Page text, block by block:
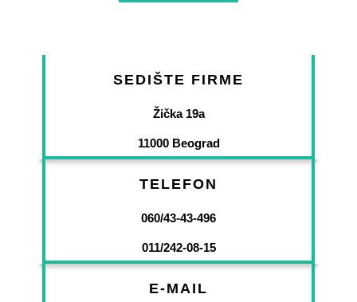
SEDIŠTE FIRME
Žička 19a
11000 Beograd
TELEFON
060/43-43-496
011/242-08-15
E-MAIL